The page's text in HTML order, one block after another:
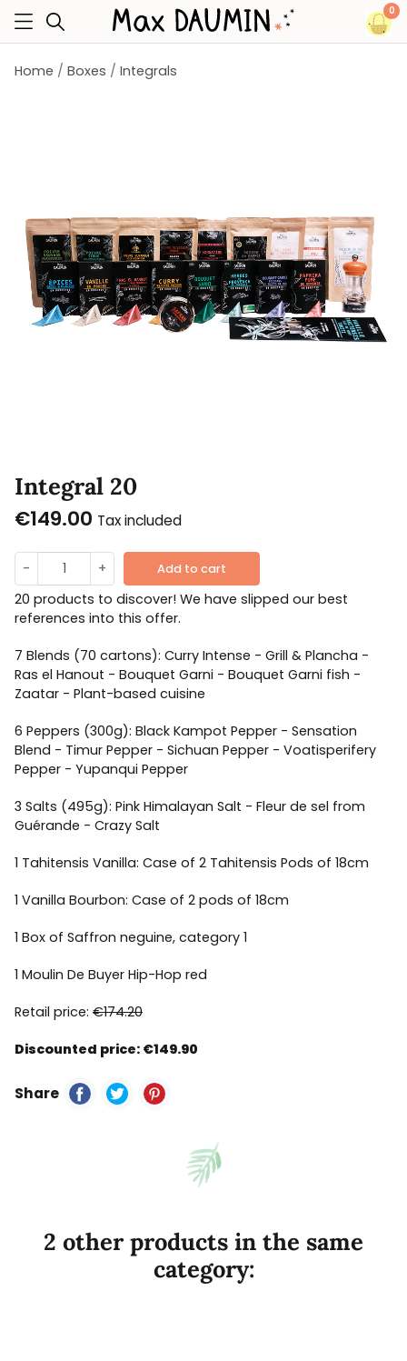
0
Home Boxes Integrals
Integral 20
€149.00 Tax included
- + Add to cart
20 products to discover! We have slipped our best
references into this offer.
7 Blends (70 cartons): Curry Intense - Grill & Plancha -
Ras el Hanout - Bouquet Garni - Bouquet Garni fish -
Zaatar - Plant-based cuisine
6 Peppers (300g): Black Kampot Pepper - Sensation
Blend - Timur Pepper - Sichuan Pepper - Voatisperifery
Pepper - Yupanqui Pepper
3 Salts (495g): Pink Himalayan Salt - Fleur de sel from
Guérande - Crazy Salt
1 Tahitensis Vanilla: Case of 2 Tahitensis Pods of 18cm
1 Vanilla Bourbon: Case of 2 pods of 18cm
1 Box of Saffron neguine, category 1
1 Moulin De Buyer Hip-Hop red
Retail price: €174.20
Discounted price: €149.90
Share
2 other products in the same
category: